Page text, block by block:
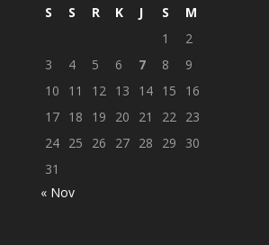
S S R K J S
M
1
2
3
4 5 6 7 8
9
10
11 12 13 14 15
16
17 18 19 20 21 22
23
24 25 26 27 28 29
30
31
« Nov